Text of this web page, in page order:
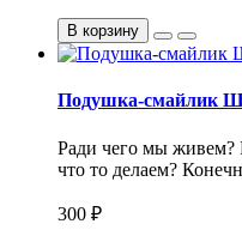
В корзину
Подушка-смайлик
Ради чего мы живем?
что то делаем?
300 ₽